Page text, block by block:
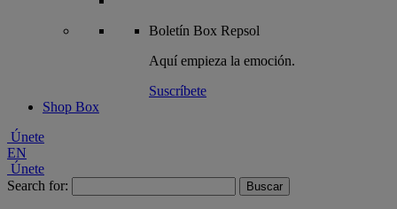
Boletín Box Repsol
Aquí empieza la emoción.
Suscríbete
Shop Box
Únete
EN
Únete
Search for: